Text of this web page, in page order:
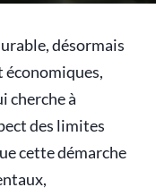
désormais
économiques,
cherche à
des limites
cette démarche